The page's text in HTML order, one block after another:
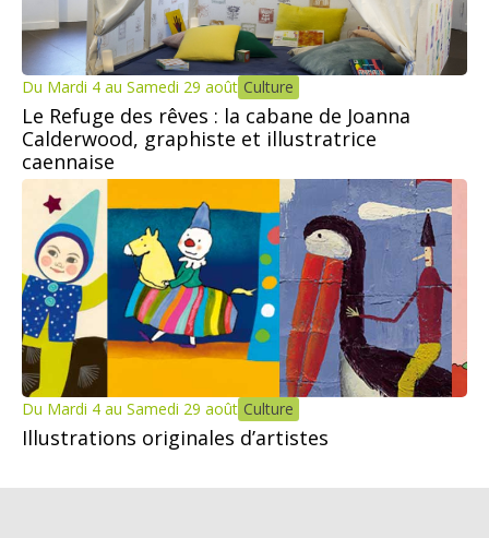
Du Mardi 4 au Samedi 29 août Culture
Le Refuge des rêves : la cabane de Joanna
Calderwood, graphiste et illustratrice
caennaise
Du Mardi 4 au Samedi 29 août Culture
Illustrations originales d’artistes